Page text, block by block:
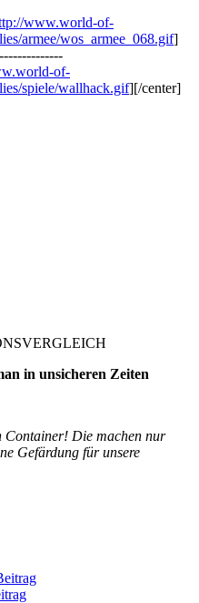
www.world-of-
armee/wos_armee_068.gif]
of-
spiele/wallhack.gif][/center]
in unsicheren Zeiten
Container! Die machen nur
Gefärdung für unsere